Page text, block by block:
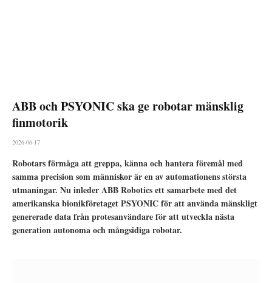
ABB och PSYONIC ska ge robotar mänsklig
finmotorik
2026-06-17
Robotars förmåga att greppa, känna och hantera föremål med
samma precision som människor är en av automationens största
utmaningar. Nu inleder ABB Robotics ett samarbete med det
amerikanska bionikföretaget PSYONIC för att använda mänskligt
genererade data från protesanvändare för att utveckla nästa
generation autonoma och mångsidiga robotar.